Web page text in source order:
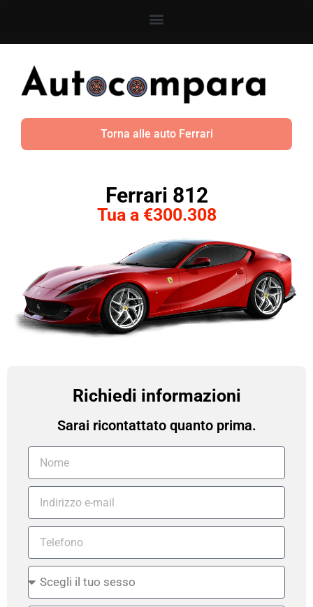
Torna alle auto Ferrari
Ferrari 812
Tua a €300.308
Richiedi informazioni
Sarai ricontattato quanto prima.